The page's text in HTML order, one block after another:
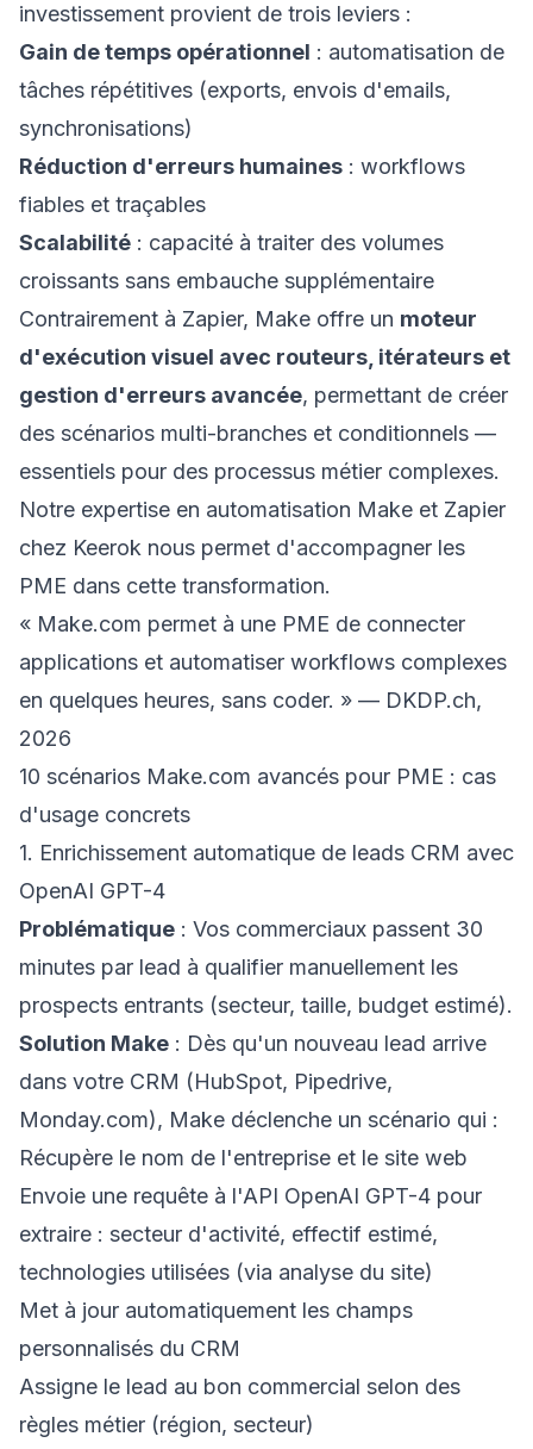
investissement provient de trois leviers :
Gain de temps opérationnel : automatisation de
tâches répétitives (exports, envois d'emails,
synchronisations)
Réduction d'erreurs humaines : workflows
fiables et traçables
Scalabilité : capacité à traiter des volumes
croissants sans embauche supplémentaire
Contrairement à Zapier, Make offre un moteur
d'exécution visuel avec routeurs, itérateurs et
gestion d'erreurs avancée, permettant de créer
des scénarios multi-branches et conditionnels —
essentiels pour des processus métier complexes.
Notre expertise en automatisation Make et Zapier
chez Keerok nous permet d'accompagner les
PME dans cette transformation.
« Make.com permet à une PME de connecter
applications et automatiser workflows complexes
en quelques heures, sans coder. » — DKDP.ch,
2026
10 scénarios Make.com avancés pour PME : cas
d'usage concrets
1. Enrichissement automatique de leads CRM avec
OpenAI GPT-4
Problématique : Vos commerciaux passent 30
minutes par lead à qualifier manuellement les
prospects entrants (secteur, taille, budget estimé).
Solution Make : Dès qu'un nouveau lead arrive
dans votre CRM (HubSpot, Pipedrive,
Monday.com), Make déclenche un scénario qui :
Récupère le nom de l'entreprise et le site web
Envoie une requête à l'API OpenAI GPT-4 pour
extraire : secteur d'activité, effectif estimé,
technologies utilisées (via analyse du site)
Met à jour automatiquement les champs
personnalisés du CRM
Assigne le lead au bon commercial selon des
règles métier (région, secteur)